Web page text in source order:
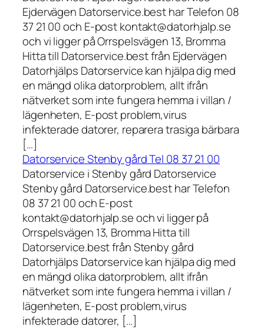
Ejdervägen Datorservice.best har Telefon 08
37 21 00 och E-post kontakt@datorhjalp.se
och vi ligger på Orrspelsvägen 13, Bromma
Hitta till Datorservice.best från Ejdervägen
Datorhjälps Datorservice kan hjälpa dig med
en mängd olika datorproblem, allt ifrån
nätverket som inte fungera hemma i villan /
lägenheten, E-post problem,virus
infekterade datorer, reparera trasiga bärbara
[…]
Datorservice Stenby gård Tel 08 37 21 00
Datorservice i Stenby gård Datorservice
Stenby gård Datorservice.best har Telefon
08 37 21 00 och E-post
kontakt@datorhjalp.se och vi ligger på
Orrspelsvägen 13, Bromma Hitta till
Datorservice.best från Stenby gård
Datorhjälps Datorservice kan hjälpa dig med
en mängd olika datorproblem, allt ifrån
nätverket som inte fungera hemma i villan /
lägenheten, E-post problem,virus
infekterade datorer, […]